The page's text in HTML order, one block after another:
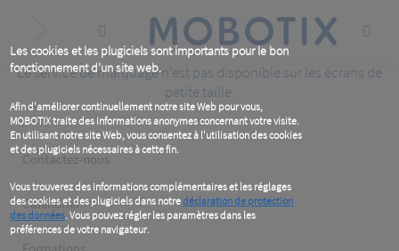
Les cookies et les plugiciels sont importants pour le bon
fonctionnement d'un site web.
Afin d'améliorer continuellement notre site Web pour vous,
MOBOTIX traite des informations anonymes concernant votre visite.
En utilisant notre site Web, vous consentez à l'utilisation des cookies
et des plugiciels nécessaires à cette fin.
Vous trouverez des informations complémentaires et les réglages
des cookies et des plugiciels dans notredéclaration de protection
des données. Vous pouvez régler les paramètres dans les
préférences de votre navigateur.
content
Le service de marquage n’est pas disponible sur les écrans de
petite taille.
Footer
left
Contactez-nous
Calendrier